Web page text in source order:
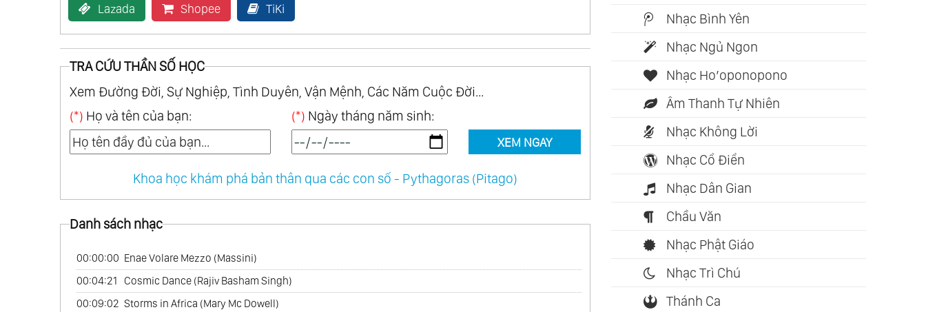
Lazada Shopee TiKi
TRA CỨU THẦN SỐ HỌC
Xem Đường Đời, Sự Nghiệp, Tình Duyên, Vận Mệnh, Các Năm Cuộc Đời...
(*) Họ và tên của bạn: (*) Ngày tháng năm sinh:
XEM NGAY
Khoa học khám phá bản thân qua các con số - Pythagoras (Pitago)
Danh sách nhạc
00:00:00 Enae Volare Mezzo (Massini)
00:04:21
Cosmic Dance (Rajiv Basham Singh)
00:09:02 Storms in Africa (Mary Mc Dowell)
Nhạc Bình Yên
Nhạc Ngủ Ngon
Nhạc Ho’oponopono
Âm Thanh Tự Nhiên
Nhạc Không Lời
Nhạc Cổ Điển
Nhạc Dân Gian
Chầu Văn
Nhạc Phật Giáo
Nhạc Trì Chú
Thánh Ca